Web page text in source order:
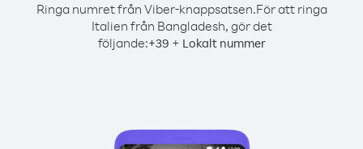
Ringa numret från Viber-knappsatsen.För att ringa
Italien från Bangladesh, gör det
följande:+39 + Lokalt nummer